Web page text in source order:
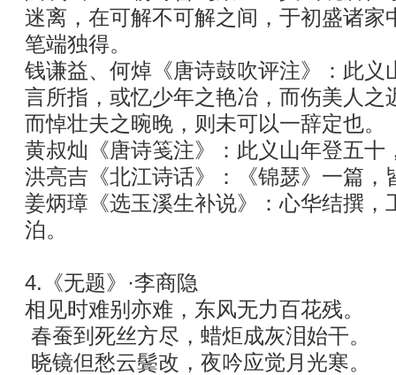
迷离，在可解不可解之间，于初盛诸家
笔端独得。
钱谦益、何焯《唐诗鼓吹评注》：此
言所指，或忆少年之艳冶，而伤美人之
而悼壮夫之晼晚，则未可以一辞定也。
黄叔灿《唐诗笺注》：此义山年登五十
洪亮吉《北江诗话》：《锦瑟》一篇，
姜炳璋《选玉溪生补说》：心华结撰，
泊。
4.《无题》·李商隐
相见时难别亦难，东风无力百花残。
春蚕到死丝方尽，蜡炬成灰泪始干。
晓镜但愁云鬓改，夜吟应觉月光寒。